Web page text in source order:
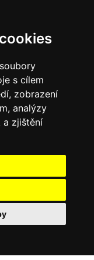
s cílem
zobrazení
analýzy
a zjištění